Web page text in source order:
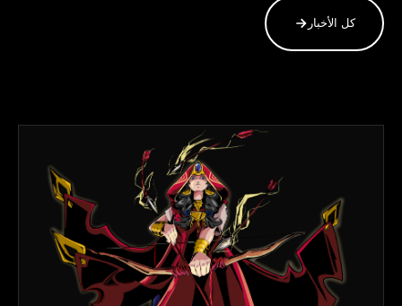
كل الأخبار